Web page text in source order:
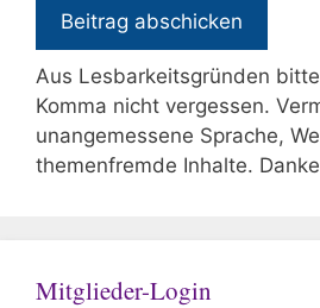
Aus Lesbarkeitsgründen
Komma nicht vergessen.
unangemessene Sprache,
themenfremde Inhalte.
Mitglieder-Login